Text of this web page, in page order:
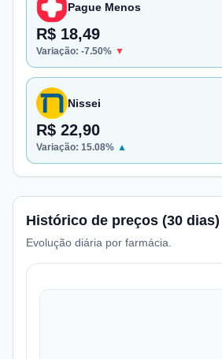
Pague Menos
R$ 18,49
Variação: -7.50% ▼
Nissei
R$ 22,90
Variação: 15.08% ▲
Histórico de preços (30 dias)
Evolução diária por farmácia.